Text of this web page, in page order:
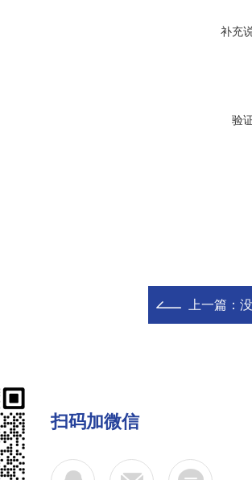
补充
验
上一篇：
扫码加微信